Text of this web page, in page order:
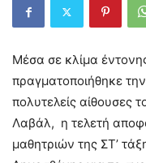
Μέσα σε κλίμα
πραγματοποιήθηκε
πολυτελείς αίθουσες
Λαβάλ, η τελετή
μαθητριών της ΣΤ’